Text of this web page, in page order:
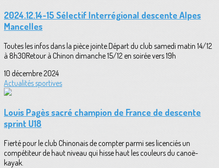
2024.12.14-15 Sélectif Interrégional descente Alpes
Mancelles
Toutes les infos dans la pièce jointe.Départ du club samedi matin 14/12
à 8h30Retour à Chinon dimanche 15/12 en soirée vers 19h
10 décembre 2024
Actualités sportives
Louis Pagès sacré champion de France de descente
sprint U18
Fierté pour le club Chinonais de compter parmi ses licenciés un
compétiteur de haut niveau qui hisse haut les couleurs du canoë-
kayak.